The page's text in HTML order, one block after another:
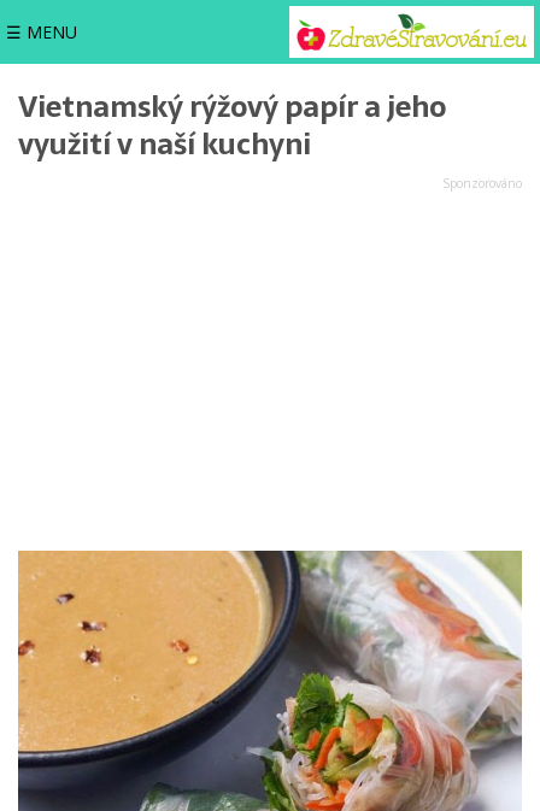
☰ MENU
Vietnamský rýžový papír a jeho
využití v naší kuchyni